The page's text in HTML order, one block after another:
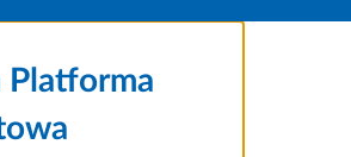
Platforma